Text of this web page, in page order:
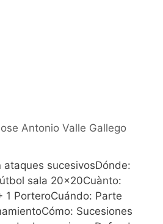
Antonio Valle Gallego
ataques sucesivosDónde:
sala 20×20Cuànto:
1 PorteroCuándo: Parte
Sucesiones